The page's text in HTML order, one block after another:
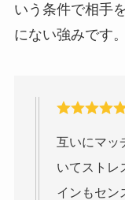
いう条件で相手
にない強みです。
互いにマッ
いてストレ
インもセン